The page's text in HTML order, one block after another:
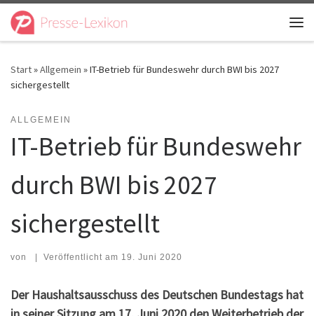
Zum Inhalt springen
Start»Allgemein »IT-Betrieb für Bundeswehr durch BWI bis 2027
sichergestellt
ALLGEMEIN
IT-Betrieb für Bundeswehr
durch BWI bis 2027
sichergestellt
von | Veröffentlicht am 19. Juni 2020
Der Haushaltsausschuss des Deutschen Bundestags hat